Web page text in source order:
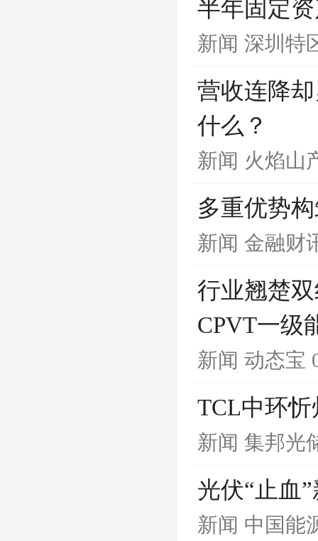
半年固定
新闻 深圳特
营收连降
什么？
新闻 火焰山
多重优势
新闻 金融财
行业翘楚
CPVT一级
新闻 动态宝
TCL中环忻
新闻 集邦光
光伏“止血
新闻 中国能